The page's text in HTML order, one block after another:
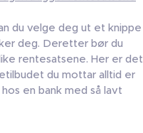
du velge deg ut et knippe
deg. Deretter bør du
rentesatsene. Her er det
du mottar alltid er
en bank med så lavt